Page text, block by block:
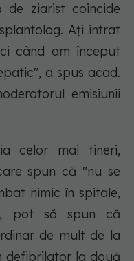
de ziarist coincide
Ați intrat
când am început
a spus acad.
emisiunii
celor mai tineri,
spun că "nu se
nimic în spitale,
pot să spun că
de mult de la
defibrilator la două